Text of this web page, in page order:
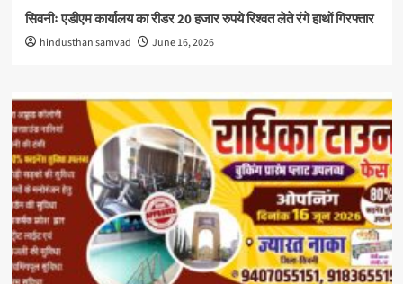
सिवनीः एडीएम कार्यालय का रीडर 20 हजार रुपये रिश्वत लेते रंगे हाथों गिरफ्तार
hindusthan samvad June 16, 2026